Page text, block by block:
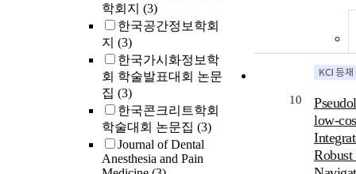
학회지 (3)
한국공간정보학회
지 (3)
한국가시화정보학
회 학술발표대회 논문
집 (3)
한국콘크리트학회
학술대회 논문집 (3)
Journal of Dental
Anesthesia and Pain
nicht
Pierson
dritte
der Zeit’
Zitat von
Rede.
ist die
10
low-